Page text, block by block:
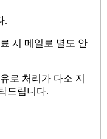
.
시 메일로 별도 안
로 처리가 다소 지
드립니다.